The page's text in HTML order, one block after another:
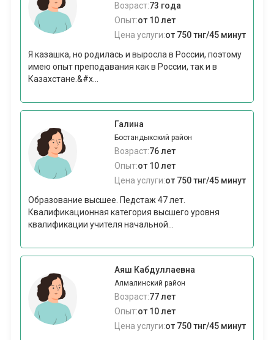
Возраст:73 года
Опыт:от 10 лет
Цена услуги:от 750 тнг/45 минут
Я казашка, но родилась и выросла в России, поэтому
имею опыт преподавания как в России, так и в
Казахстане.&#x...
Галина
Бостандыкский район
Возраст:76 лет
Опыт:от 10 лет
Цена услуги:от 750 тнг/45 минут
Образование высшее. Педстаж 47 лет.
Квалификационная категория высшего уровня
квалификации учителя начальной...
Аяш Кабдуллаевна
Алмалинский район
Возраст:77 лет
Опыт:от 10 лет
Цена услуги:от 750 тнг/45 минут